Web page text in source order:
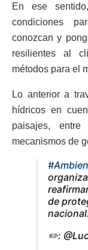
En ese
condiciones
conozcan y
resilientes al
métodos para el
Lo anterior a
hídricos en
paisajes,
mecanismos de
de
nacional.
✏️: